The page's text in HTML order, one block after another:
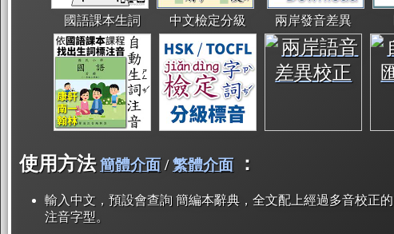
國語課本生詞 中文檢定分級 兩岸發音差異
使用方法 簡體介面/繁體介面 ：
輸入中文，預設會查詢 簡編本辭典，全文配上經過多音校正的
注音字型。